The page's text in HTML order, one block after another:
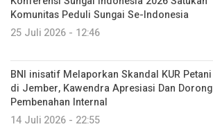
Komunitas Peduli Sungai Se-Indonesia
25 Juli 2026 - 12:46
BNI inisatif Melaporkan Skandal KUR Petani
di Jember, Kawendra Apresiasi Dan Dorong
Pembenahan Internal
14 Juli 2026 - 22:55